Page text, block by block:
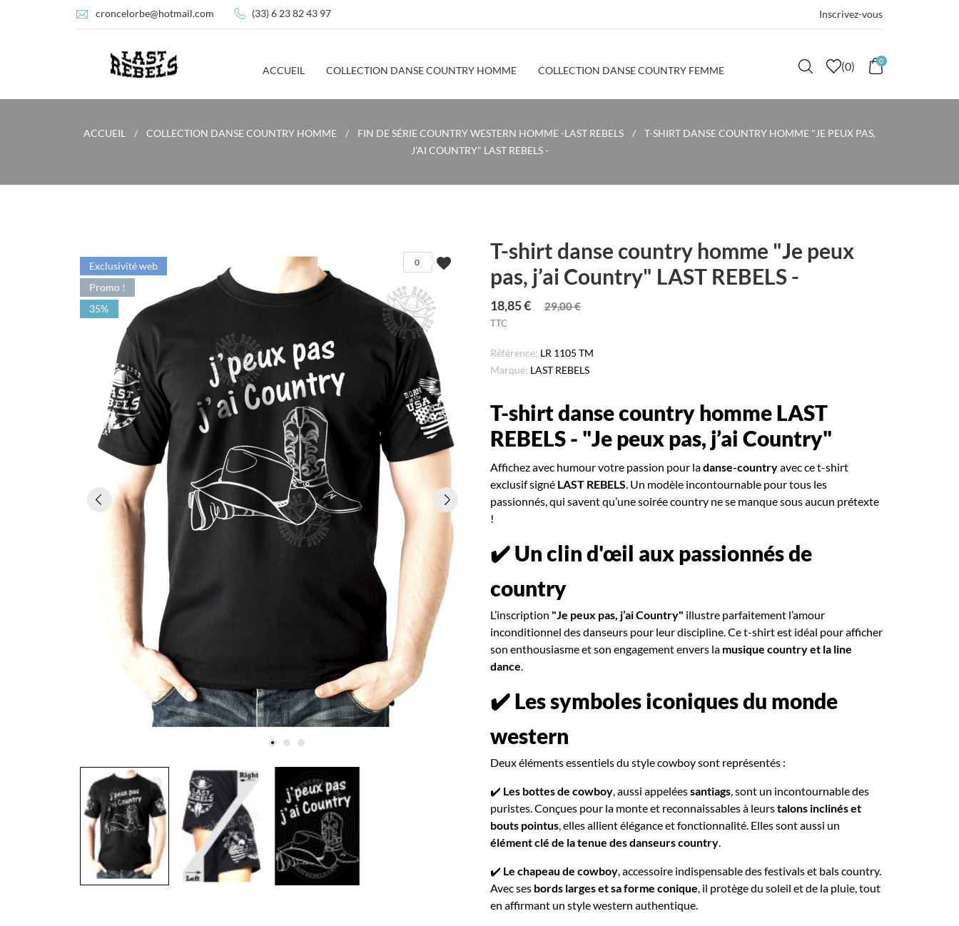
croncelorbe@hotmail.com (33) 6 23 82 43 97 Inscrivez-vous
ACCUEIL COLLECTION DANSE COUNTRY HOMME COLLECTION DANSE COUNTRY FEMME (0) 0
ACCUEIL COLLECTION DANSE COUNTRY HOMME FIN DE SÉRIE COUNTRY WESTERN HOMME -LAST REBELS
T-SHIRT DANSE COUNTRY HOMME "JE PEUX PAS,
J’AI COUNTRY" LAST REBELS -
favorite
0
Exclusivité web
Promo !
35%
T-shirt danse country homme "Je peux
pas, j’ai Country" LAST REBELS -
18,85 € 29,00 €
TTC
Référence: LR 1105 TM
Marque: LAST REBELS
T-shirt danse country homme LAST
REBELS - "Je peux pas, j’ai Country"
Affichez avec humour votre passion pour ladanse-countryavec ce t-shirt
exclusif signé LAST REBELS. Un modèle incontournable pour tous les
passionnés, qui savent qu’une soirée country ne se manque sous aucun prétexte
!
✔️ Un clin d'œil aux passionnés de
country
L’inscription "Je peux pas, j’ai Country" illustre parfaitement l’amour
inconditionnel des danseurs pour leur discipline. Ce t-shirt est idéal pour afficher
son enthousiasme et son engagement envers la musique country et la line
dance.
✔️ Les symboles iconiques du monde
western
Deux éléments essentiels du style cowboy sont représentés :
✔️ Les bottes de cowboy, aussi appeléessantiags, sont un incontournable des
puristes. Conçues pour la monte et reconnaissables à leurstalons inclinés et
bouts pointus, elles allient élégance et fonctionnalité. Elles sont aussi un
élément clé de la tenue des danseurs country.
✔️ Le chapeau de cowboy, accessoire indispensable des festivals et bals country.
Avec ses bords larges et sa forme conique, il protège du soleil et de la pluie, tout
en affirmant un style western authentique.